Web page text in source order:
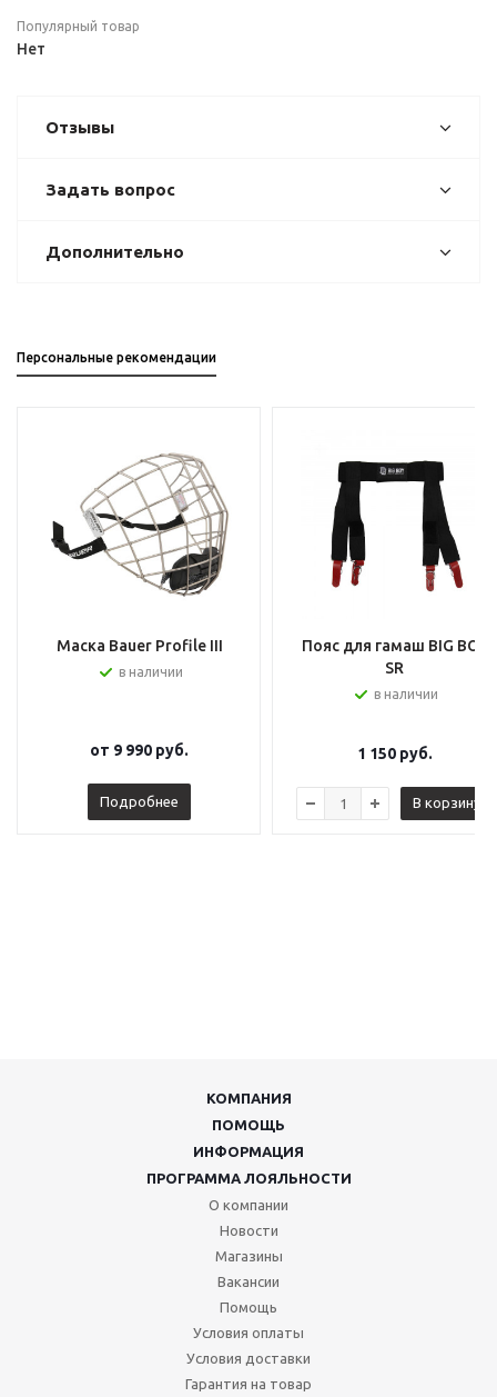
Популярный товар
Нет
Отзывы
Задать вопрос
Дополнительно
Персональные рекомендации
Маска Bauer Profile III
в наличии
от 9 990 руб.
Подробнее
Пояс для гамаш BIG BOY
SR
в наличии
1 150руб.
В корзину
КОМПАНИЯ
ПОМОЩЬ
ИНФОРМАЦИЯ
ПРОГРАММА ЛОЯЛЬНОСТИ
О компании
Новости
Магазины
Вакансии
Помощь
Условия оплаты
Условия доставки
Гарантия на товар